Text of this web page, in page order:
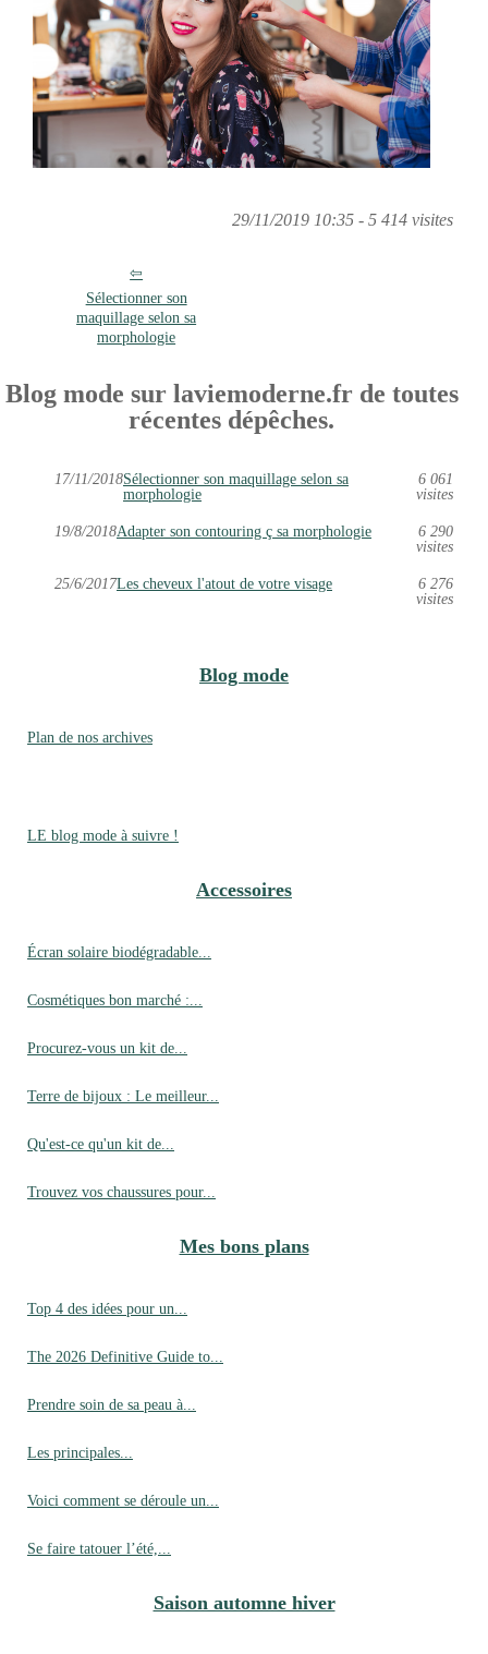
29/11/2019 10:35 - 5 414 visites
Sélectionner son
maquillage selon sa
morphologie
Blog mode sur laviemoderne.fr de toutes
récentes dépêches.
17/11/2018Sélectionner son maquillage selon sa
morphologie
6 061
visites
19/8/2018Adapter son contouring ç sa morphologie
6 290
visites
25/6/2017Les cheveux l'atout de votre visage
6 276
visites
Blog mode
Plan de nos archives
LE blog mode à suivre !
Accessoires
Écran solaire biodégradable...
Cosmétiques bon marché :...
Procurez-vous un kit de...
Terre de bijoux : Le meilleur...
Qu'est-ce qu'un kit de...
Trouvez vos chaussures pour...
Mes bons plans
Top 4 des idées pour un...
The 2026 Definitive Guide to...
Prendre soin de sa peau à...
Les principales...
Voici comment se déroule un...
Se faire tatouer l’été,...
Saison automne hiver